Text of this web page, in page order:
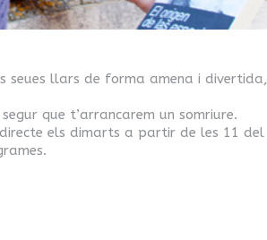
seues llars de forma amena i divertida,
que t’arrancarem un somriure.
directe els dimarts a partir de les 11 del